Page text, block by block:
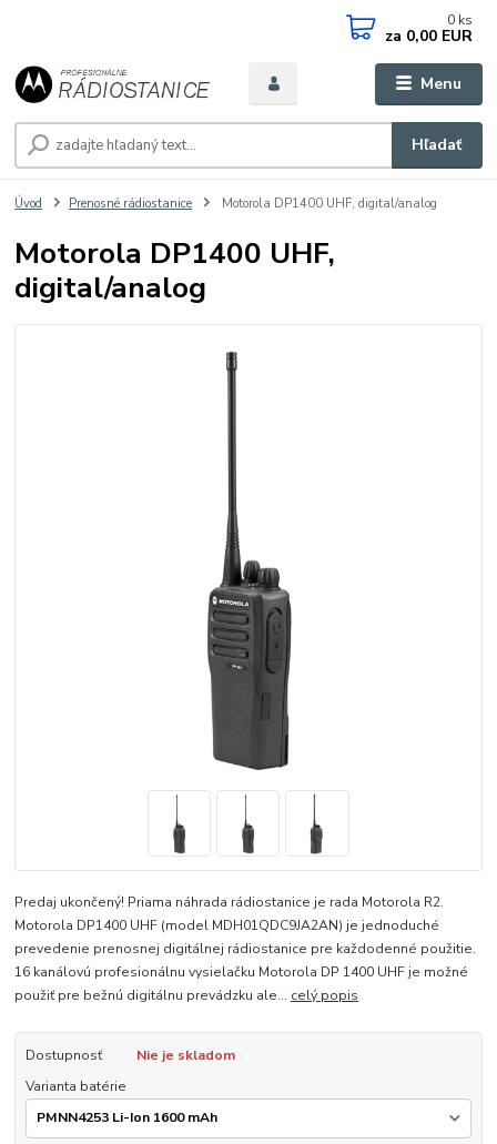
Menu
Hľadať
0 ks
za 0,00 EUR
Úvod Prenosné rádiostanice Motorola DP1400 UHF, digital/analog
Motorola DP1400 UHF,
digital/analog
Predaj ukončený! Priama náhrada rádiostanice je rada Motorola R2.
Motorola DP1400 UHF (model MDH01QDC9JA2AN) je jednoduché
prevedenie prenosnej digitálnej rádiostanice pre každodenné použitie.
16 kanálovú profesionálnu vysielačku Motorola DP 1400 UHF je možné
použiť pre bežnú digitálnu prevádzku ale... celý popis
Dostupnosť
Nie je skladom
Varianta batérie